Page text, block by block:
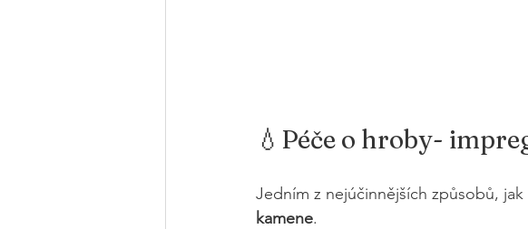
💧Péče o hroby-
Jedním z nejúčinnějších způsobů,
kamene.